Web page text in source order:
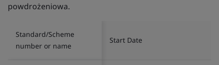
powdrożeniowa.
Standard/Scheme
number or name
Start Date